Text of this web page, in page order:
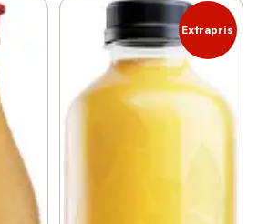
Extrapris